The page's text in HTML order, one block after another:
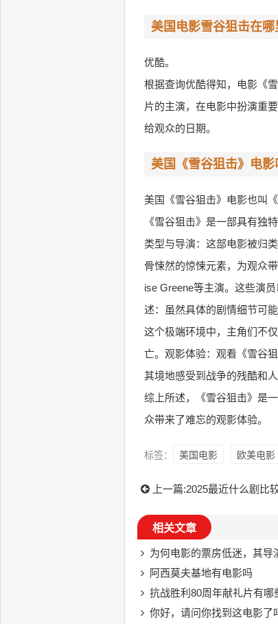
美国电影雪谷狙击在哪
优酷。
根据查询优酷得知，电影《
片的主演，在电影中扮演重
给观众的日期。
美国《雪谷狙击》电影
美国《雪谷狙击》电影也叫
《雪谷狙击》是一部具有独
类型与导演：这部电影被归
骨悚然的惊悚元素，为观众
ise Greene等主演。这些演
述：虽然具体的剧情细节可
这个极端环境中，主角们不
亡。观影体验：观看《雪谷
其境地感受到战争的残酷和
综上所述，《雪谷狙击》是
众带来了难忘的观影体验。
标签： 美国电影 欧美电影
上一篇:2025最近什么剧比
相关文章
为何电影的票房低迷，其导
阿西莫夫基地有电影吗
抗战胜利80周年献礼片有哪
你好，请问你找到这电影了